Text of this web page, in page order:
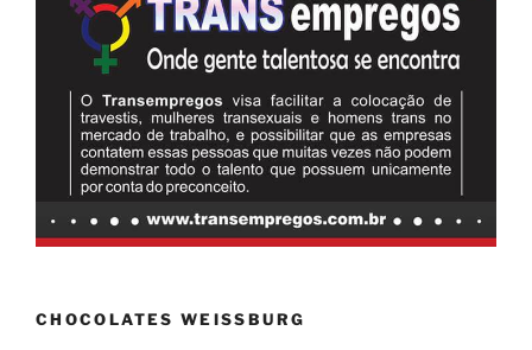
CHOCOLATES WEISSBURG